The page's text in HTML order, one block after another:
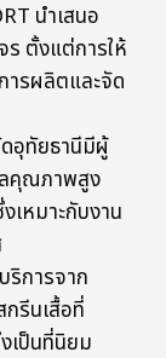
นำเสนอ
ตั้งแต่การให้
ารผลิตและจัด
อุทัยธานีมีผู้
ลคุณภาพสูง
หมาะกับงาน
ริการจาก
รีนเสื้อที่
เป็นที่นิยม